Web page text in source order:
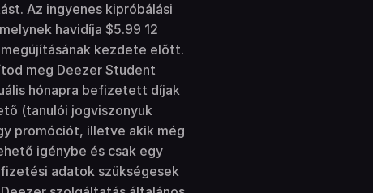
Az ingyenes kipróbálási
havidíja $5.99 12
kezdete előtt.
meg Deezer Student
hónapra befizetett díjak
(tanulói jogviszonyuk
promóciót, illetve akik még
igénybe és csak egy
adatok szükségesek